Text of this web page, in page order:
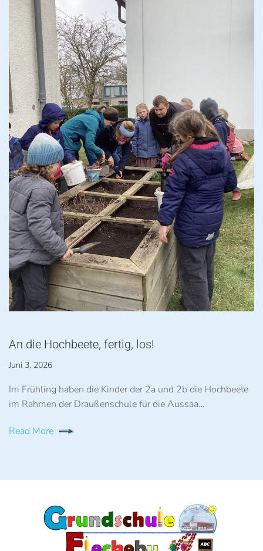
An die Hochbeete, fertig, los!
Juni 3, 2026
Im Frühling haben die Kinder der 2a und 2b die Hochbeete
im Rahmen der Draußenschule für die Aussaa…
Read More